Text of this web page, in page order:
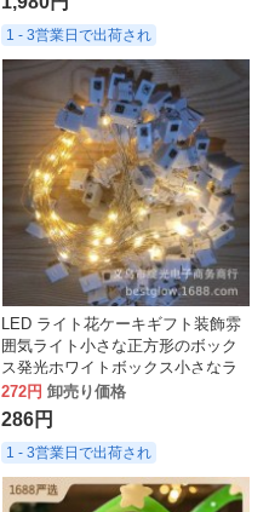
1 - 3営業日で出荷され
LED ライト花ケーキギフト装飾雰
囲気ライト小さな正方形のボック
ス発光ホワイトボックス小さなラ
ンタン 123
272円 卸売り価格
286円
1 - 3営業日で出荷され